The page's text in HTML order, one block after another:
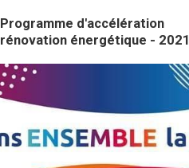
Programme d'accélération
rénovation énergétique - 2021